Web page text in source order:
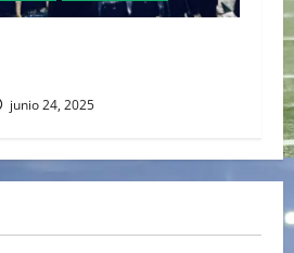
junio 24, 2025